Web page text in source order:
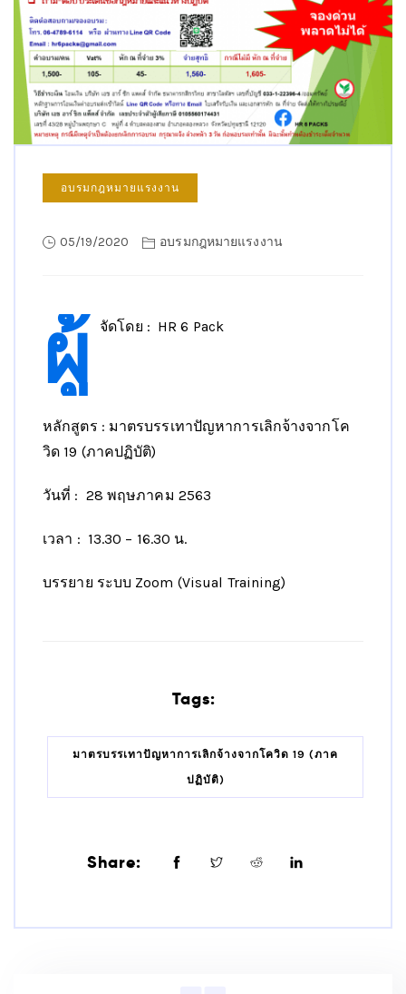
อบรมกฎหมายแรงงาน
05/19/2020 อบรมกฎหมายแรงงาน
ผู้ จัดโดย : HR 6 Pack
หลักสูตร : มาตรบรรเทาปัญหาการเลิกจ้างจากโค
วิด 19 (ภาคปฏิบัติ)
วันที่ : 28 พฤษภาคม 2563
เวลา : 13.30 – 16.30 น.
บรรยาย ระบบ Zoom (Visual Training)
Tags:
มาตรบรรเทาปัญหาการเลิกจ้างจากโควิด 19 (ภาค
ปฏิบัติ)
Share: